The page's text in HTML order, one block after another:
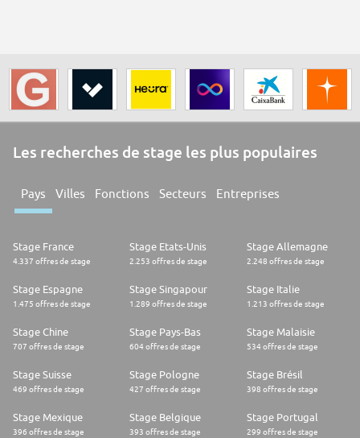
Les recherches de stage les plus populaires
Pays Villes Fonctions Secteurs Entreprises
Stage France
4.337 offres de stage
Stage Etats-Unis
2.253 offres de stage
Stage Allemagne
2.248 offres de stage
Stage Espagne
1.475 offres de stage
Stage Singapour
1.289 offres de stage
Stage Italie
1.213 offres de stage
Stage Chine
707 offres de stage
Stage Pays-Bas
604 offres de stage
Stage Malaisie
534 offres de stage
Stage Suisse
469 offres de stage
Stage Pologne
427 offres de stage
Stage Brésil
398 offres de stage
Stage Mexique
396 offres de stage
Stage Belgique
393 offres de stage
Stage Portugal
299 offres de stage